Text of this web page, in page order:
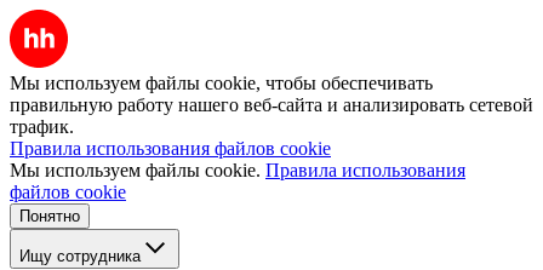
Мы используем файлы cookie, чтобы обеспечивать
правильную работу нашего веб-сайта и анализировать сетевой
трафик.
Правила использования файлов cookie
Мы используем файлы cookie. Правила использования
файлов cookie
Понятно
Ищу сотрудника